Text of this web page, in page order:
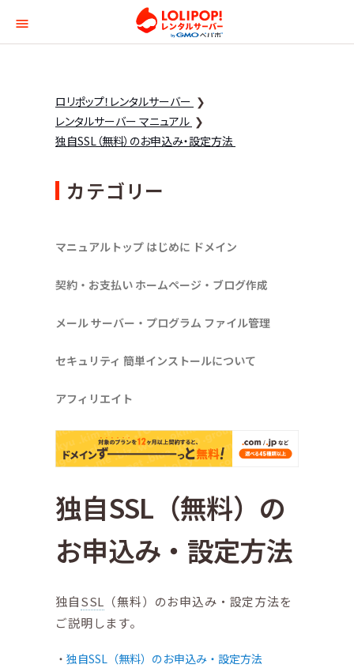
ロリポップ！レンタル
ロリポップ！レンタルサーバー
レンタルサーバー マニュアル
独自SSL（無料）のお申込み・設定方法
カテゴリー
マニュアルトップ はじめに ドメイン
契約・お支払い ホームページ・ブログ作成
メールサーバー・プログラム ファイル管理
セキュリティ 簡単インストールについて
アフィリエイト
独自SSL（無料）の
お申込み・設定方法
独自SSL （無料）のお申込み・設定方法を
ご説明します。
独自SSL（無料）のお申込み・設定方法